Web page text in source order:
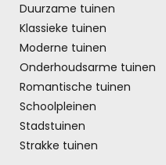
Duurzame tuinen
Klassieke tuinen
Moderne tuinen
Onderhoudsarme tuinen
Romantische tuinen
Schoolpleinen
Stadstuinen
Strakke tuinen